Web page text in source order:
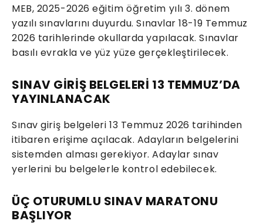
MEB, 2025-2026 eğitim öğretim yılı 3. dönem
yazılı sınavlarını duyurdu. Sınavlar 18-19 Temmuz
2026 tarihlerinde okullarda yapılacak. Sınavlar
basılı evrakla ve yüz yüze gerçekleştirilecek.
SINAV GİRİŞ BELGELERİ 13 TEMMUZ’DA
YAYINLANACAK
Sınav giriş belgeleri 13 Temmuz 2026 tarihinden
itibaren erişime açılacak. Adayların belgelerini
sistemden alması gerekiyor. Adaylar sınav
yerlerini bu belgelerle kontrol edebilecek.
ÜÇ OTURUMLU SINAV MARATONU
BAŞLIYOR